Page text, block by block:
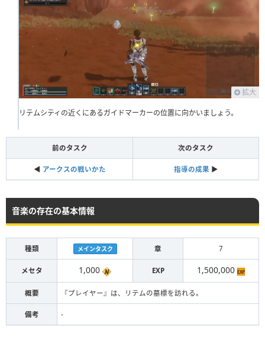
拡大
リテムシティの近くにあるガイドマーカーの位置に向かいましょう。
前のタスク 次のタスク
◀︎ アークスの戦いかた 指導の成果 ▶︎
音楽の存在の基本情報
種類 メインタスク 章 7
メセタ 1,000 EXP 1,500,000
概要 『プレイヤー』は、リテムの墓標を訪れる。
備考 -